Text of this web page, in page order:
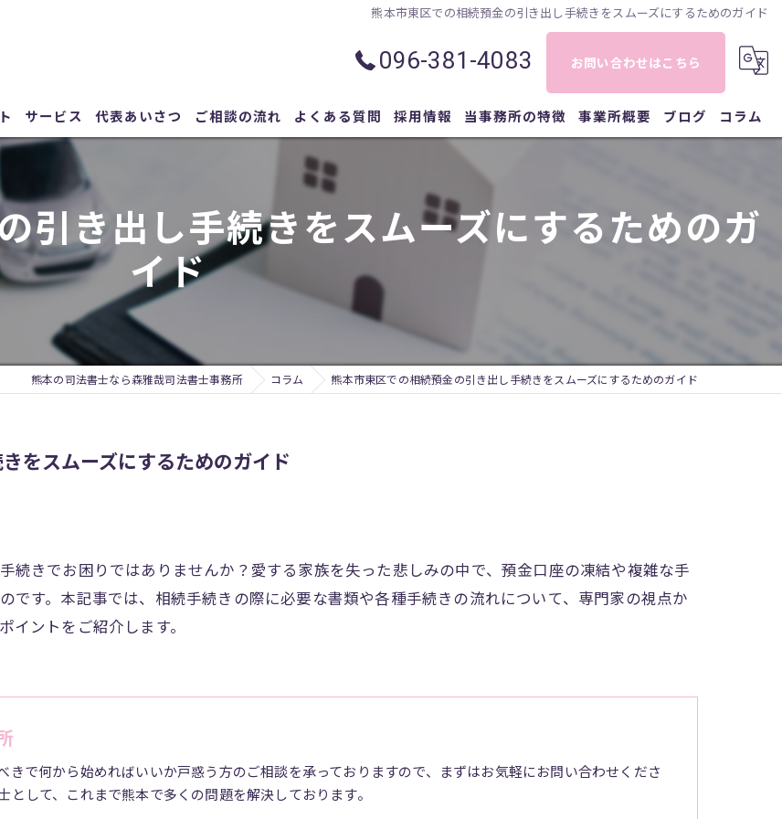
熊本市東区での相続預金の引き出し手続きをスムーズにするためのガイド
096-381-4083 お問い合わせはこちら
サービス 代表あいさつ ご相談の流れ よくある質問 採用情報 当事務所の特徴
相続
登記
事業所概要 ブログ コラム
引き出し手続きをスムーズにするためのガ
イド
熊本の司法書士なら森雅哉司法書士事務所 コラム 熊本市東区での相続預金の引き出し手続きをスムーズにするためのガイド
をスムーズにするためのガイド
続きでお困りではありませんか？愛する家族を失った悲しみの中で、預金口座の凍結や複雑な手
です。本記事では、相続手続きの際に必要な書類や各種手続きの流れについて、専門家の視点か
イントをご紹介します。
きで何から始めればいいか戸惑う方のご相談を承っておりますので、まずはお気軽にお問い合わせくださ
として、これまで熊本で多くの問題を解決しております。